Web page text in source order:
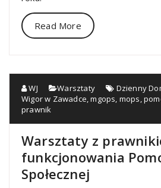
Read More
WJ Warsztaty
Dzienny
Wigor w Zawadce ,mgops mops ,
prawnik
Warsztaty z
funkcjonowania
Społecznej